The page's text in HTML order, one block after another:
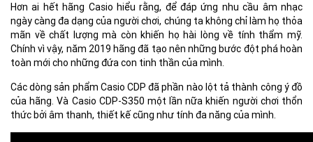
Hơn ai hết hãng Casio hiểu rằng, để đáp ứng nhu cầu âm nhạc
ngày càng đa dạng của người chơi, chúng ta không chỉ làm họ thỏa
mãn về chất lượng mà còn khiến họ hài lòng về tính thẩm mỹ.
Chính vì vậy, năm 2019 hãng đã tạo nên những bước đột phá hoàn
toàn mới cho những đứa con tinh thần của mình.
Các dòng sản phẩm Casio CDP đã phần nào lột tả thành công ý đồ
của hãng. Và Casio CDP-S350 một lần nữa khiến người chơi thổn
thức bởi âm thanh, thiết kế cũng như tính đa năng của mình.